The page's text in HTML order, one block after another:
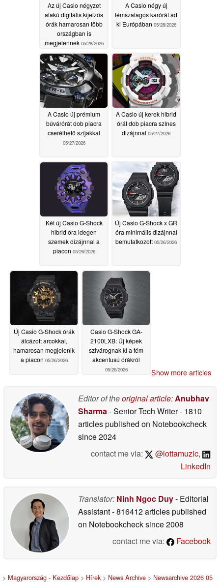
Az új Casio négyzet
alakú digitális kijelzős
órák hamarosan több
országban is
megjelennek 05/28/2026
A Casio négy új
fémszalagos karórát ad
ki Európában 05/28/2026
A Casio új prémium
búvárórát dob piacra
cserélhető szíjakkal
05/27/2026
A Casio új kerek hibrid
órát dob piacra színes
dizájnnal 05/27/2026
Két új Casio G-Shock
hibrid óra idegen
szemek dizájnnal a
piacon 05/26/2026
Új Casio G-Shock x GR
óra minimális dizájnnal
bemutatkozott 05/26/2026
Új Casio G-Shock órák
álcázott arcokkal,
hamarosan megjelenik
a piacon 05/26/2026
Casio G-Shock GA-
2100LXB: Új képek
szivárognak ki a fém
akcentusú órákról
05/26/2026 Show more articles
Editor of theoriginal article:Anubhav
Sharma- Senior Tech Writer- 1810
articles published on Notebookcheck
since 2024
contact me via:
@lottamuzic,
LinkedIn
Translator: Ninh Ngoc Duy- Editorial
Assistant- 816412 articles published
on Notebookchecksince 2008
contact me via:
Facebook
> Magyarország - Kezdőlap > Hírek> News Archive > Newsarchive 2026 05